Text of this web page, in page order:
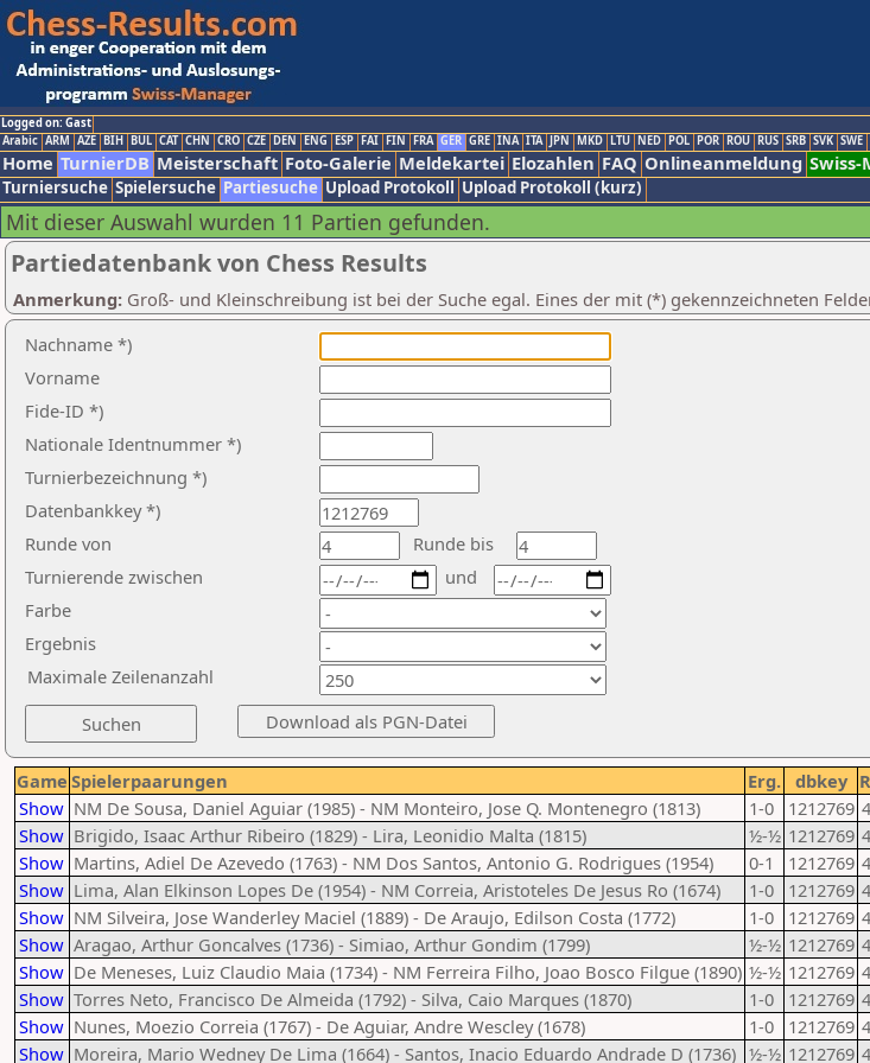
Logged on: Gast
Arabic ARM AZE BIH BUL CAT CHN CRO CZE DEN ENG ESP FAI FIN FRA GER GRE INA ITA JPN MKD LTU NED POL POR ROU RUS SRB SVK SWE
Home TurnierDB Meisterschaft Foto-Galerie Meldekartei Elozahlen FAQ Onlineanmeldung
Turniersuche Spielersuche Partiesuche Upload Protokoll Upload Protokoll (kurz)
Mit dieser Auswahl wurden 11 Partien gefunden.
Partiedatenbank von Chess Results
Anmerkung: Groß- und Kleinschreibung ist bei der Suche egal. Eines der mit (*) gekennzeichneten
Nachname *)
Vorname
Fide-ID *)
Nationale Identnummer *)
Turnierbezeichnung *)
Datenbankkey *)
Runde von
Runde bis
Turnierende zwischen
Farbe
Ergebnis
und
Maximale Zeilenanzahl
Game Spielerpaarungen Erg. dbkey
Show NM De Sousa, Daniel Aguiar (1985) - NM Monteiro, Jose Q. Montenegro (1813) 1-0 1212769 4
Show Brigido, Isaac Arthur Ribeiro (1829) - Lira, Leonidio Malta (1815) ½-½ 1212769 4
Show Martins, Adiel De Azevedo (1763) - NM Dos Santos, Antonio G. Rodrigues (1954) 0-1 1212769 4
Show Lima, Alan Elkinson Lopes De (1954) - NM Correia, Aristoteles De Jesus Ro (1674) 1-0 1212769 4
Show NM Silveira, Jose Wanderley Maciel (1889) - De Araujo, Edilson Costa (1772) 1-0 1212769 4
Show Aragao, Arthur Goncalves (1736) - Simiao, Arthur Gondim (1799) ½-½ 1212769 4
Show De Meneses, Luiz Claudio Maia (1734) - NM Ferreira Filho, Joao Bosco Filgue (1890) ½-½ 1212769 4
Show Torres Neto, Francisco De Almeida (1792) - Silva, Caio Marques (1870) 1-0 1212769 4
Show Nunes, Moezio Correia (1767) - De Aguiar, Andre Wescley (1678) 1-0 1212769 4
Show Moreira, Mario Wedney De Lima (1664) - Santos, Inacio Eduardo Andrade D (1736) ½-½ 1212769 4